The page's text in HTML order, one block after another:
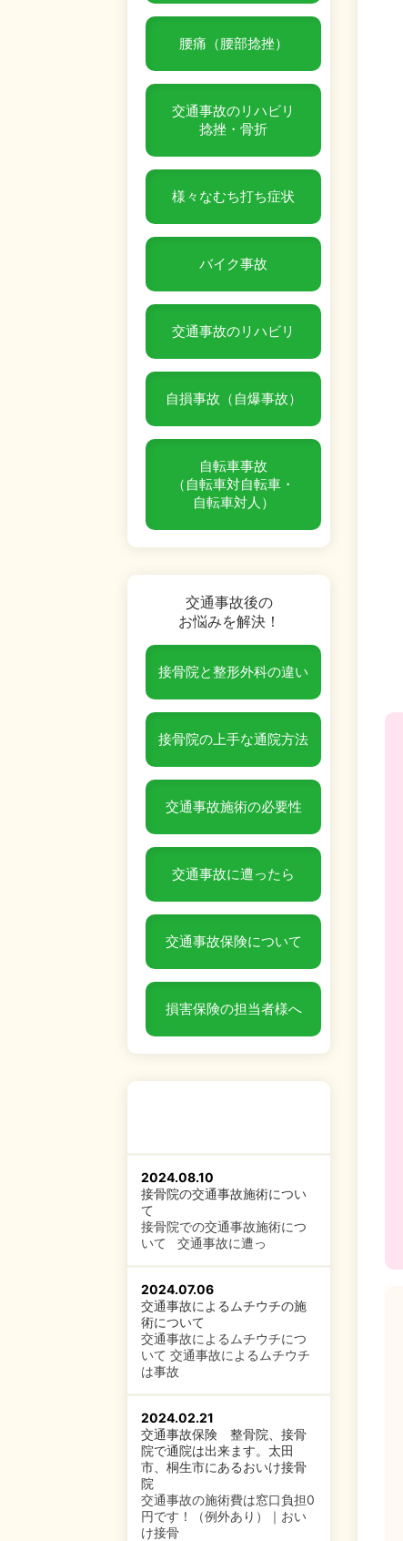
腰痛（腰部捻挫）
交通事故のリハビリ
捻挫・骨折
様々なむち打ち症状
バイク事故
交通事故のリハビリ
自損事故（自爆事故）
自転車事故
（自転車対自転車・
自転車対人）
交通事故後の
お悩みを解決！
接骨院と整形外科の違い
接骨院の上手な通院方法
交通事故施術の必要性
交通事故に遭ったら
交通事故保険について
損害保険の担当者様へ
2024.08.10
接骨院の交通事故施術につい
て
接骨院での交通事故施術につ
いて 交通事故に遭っ
2024.07.06
交通事故によるムチウチの施
術について
交通事故によるムチウチにつ
いて 交通事故によるムチウチ
は事故
2024.02.21
交通事故保険 整骨院、接骨
院で通院は出来ます。太田
市、桐生市にあるおいけ接骨
院
交通事故の施術費は窓口負担0
円です！（例外あり）｜おい
け接骨